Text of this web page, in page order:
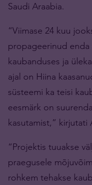
Saudi Araabia.
“Viimase 24 kuu
propageerinud enda
kaubanduses ja
ajal on Hiina
süsteemi ka teisi
eesmärk on
kasutamist,”
“Projektis tuuakse
praegusele
rohkem tehakse